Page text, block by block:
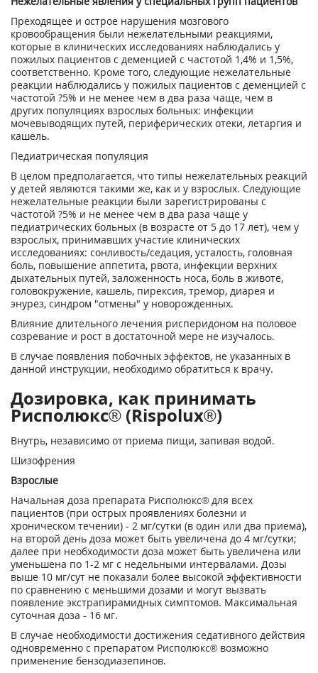
Преходящее и острое нарушения мозгового
кровообращения были нежелательными реакциями,
которые в клинических исследованиях наблюдались у
пожилых пациентов с деменцией с частотой 1,4% и 1,5%,
соответственно. Кроме того, следующие нежелательные
реакции наблюдались у пожилых пациентов с деменцией с
частотой ?5% и не менее чем в два раза чаще, чем в
других популяциях взрослых больных: инфекции
мочевыводящих путей, периферических отеки, летаргия и
кашель.
Педиатрическая популяция
В целом предполагается, что типы нежелательных реакций
у детей являются такими же, как и у взрослых. Следующие
нежелательные реакции были зарегистрированы с
частотой ?5% и не менее чем в два раза чаще у
педиатрических больных (в возрасте от 5 до 17 лет), чем у
взрослых, принимавших участие клинических
исследованиях: сонливость/седация, усталость, головная
боль, повышение аппетита, рвота, инфекции верхних
дыхательных путей, заложенность носа, боль в животе,
головокружение, кашель, пирексия, тремор, диарея и
энурез, синдром "отмены" у новорожденных.
Влияние длительного лечения рисперидоном на половое
созревание и рост в достаточной мере не изучалось.
В случае появления побочных эффектов, не указанных в
данной инструкции, необходимо обратиться к врачу.
Дозировка, как принимать
Рисполюкс® (Rispolux®)
Внутрь, независимо от приема пищи, запивая водой.
Шизофрения
Взрослые
Начальная доза препарата Рисполюкс® для всех
пациентов (при острых проявлениях болезни и
хроническом течении) - 2 мг/сутки (в один или два приема),
на второй день доза может быть увеличена до 4 мг/сутки;
далее при необходимости доза может быть увеличена или
уменьшена по 1-2 мг с недельными интервалами. Дозы
выше 10 мг/сут не показали более высокой эффективности
по сравнению с меньшими дозами и могут вызвать
появление экстрапирамидных симптомов. Максимальная
суточная доза - 16 мг.
В случае необходимости достижения седативного действия
одновременно с препаратом Рисполюкс® возможно
применение бензодиазепинов.